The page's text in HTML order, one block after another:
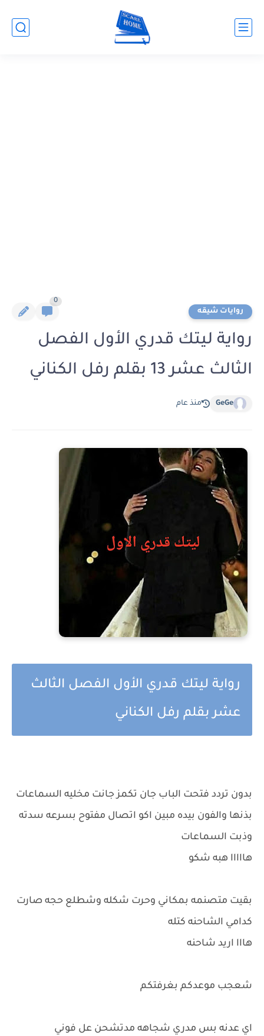
روايات شيقه
0
رواية ليتك قدري الأول الفصل
الثالث عشر 13 بقلم رفل الكناني
GeGe منذ عام
رواية ليتك قدري الأول الفصل الثالث
عشر بقلم رفل الكناني
بدون تردد فتحت الباب جان تكمز جانت مخليه السماعات
بذنها والفون بيده مبين اكو اتصال مفتوح بسرعه سدته
وذبت السماعات
هااااا هبه شكو
بقيت متصنمه بمكاني وحرت شكله وشطلع حجه صارت
كدامي الشاحنه كتله
هااا اريد شاحنه
شعجب موعدكم بغرفتكم
اي عدنه بس مدري شجاهه مدتشحن عل فوني